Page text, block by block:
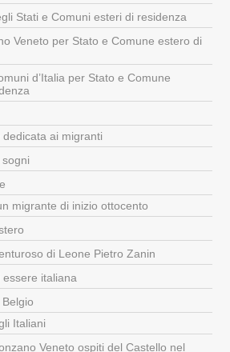
Stati e Comuni esteri di residenza
Veneto per Stato e Comune estero di
d’Italia per Stato e Comune
ai migranti
migrante di inizio ottocento
di Leone Pietro Zanin
italiana
Belgio
Italiani
Veneto ospiti del Castello nel